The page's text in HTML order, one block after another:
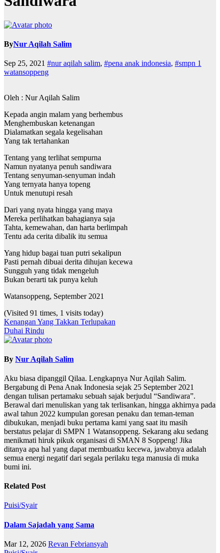
ByNur Aqilah Salim
Sep 25, 2021 #nur aqilah salim, #pena anak indonesia, #smpn 1
watansoppeng
Oleh : Nur Aqilah Salim
Kepada angin malam yang berhembus
Menghembuskan ketenangan
Dialamatkan segala kegelisahan
Yang tak tertahankan
Tentang yang terlihat sempurna
Namun nyatanya penuh sandiwara
Tentang senyuman-senyuman indah
Yang ternyata hanya topeng
Untuk menutupi resah
Dari yang nyata hingga yang maya
Mereka perlihatkan bahagianya saja
Tahta, kemewahan, dan harta berlimpah
Tentu ada cerita dibalik itu semua
Yang hidup bagai tuan putri sekalipun
Pasti pernah dibuai derita dihujan kecewa
Sungguh yang tidak mengeluh
Bukan berarti tak punya keluh
Watansoppeng, September 2021
(Visited 91 times, 1 visits today)
Navigasi
pos
Kenangan Yang Takkan Terlupakan
Duhai Rindu
By Nur Aqilah Salim
Aku biasa dipanggil Qilaa. Lengkapnya Nur Aqilah Salim.
Bergabung di Pena Anak Indonesia sejak 25 September 2021
dengan tulisan pertamaku sebuah sajak berjudul “Sandiwara”.
Berawal dari menuliskan yang tak terlisankan, hingga akhirnya pada
awal tahun 2022 kumpulan goresan penaku dan teman-teman
dibukukan, menjadi buku pertama kami yang saat itu masih
berstatus pelajar di SMPN 1 Watansoppeng. Sekarang aku sedang
menikmati hiruk pikuk organisasi di SMAN 8 Soppeng! Jika
ditanya apa hal yang dapat membuatku kecewa, jawabnya adalah
semua energi negatif dari segala perilaku tega manusia di muka
bumi ini.
Related Post
Puisi/Syair
Dalam Sajadah yang Sama
Mar 12, 2026 Revan Febriansyah